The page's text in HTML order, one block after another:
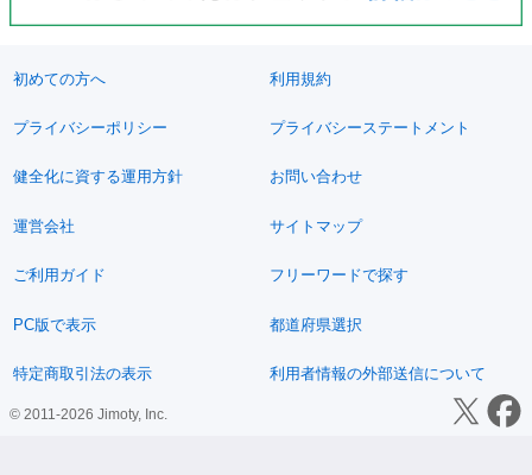
初めての方へ 利用規約
プライバシーポリシー プライバシーステートメント
健全化に資する運用方針 お問い合わせ
運営会社 サイトマップ
ご利用ガイド フリーワードで探す
PC版で表示 都道府県選択
特定商取引法の表示 利用者情報の外部送信について
© 2011-2026 Jimoty, Inc.